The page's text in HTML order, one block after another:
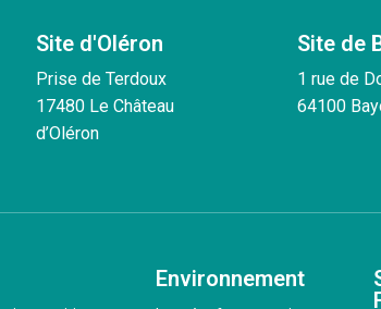
Site d'Oléron
Prise de Terdoux
17480 Le Château
d’Oléron
Site de
1 rue de
64100
Environnement